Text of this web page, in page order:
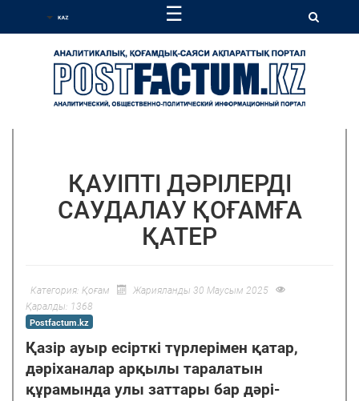
☰
ҚАУІПТІ ДӘРІЛЕРДІ
САУДАЛАУ ҚОҒАМҒА
ҚАТЕР
Категория: Қоғам
Жарияланды 30 Маусым 2025
Қаралды: 1368
Postfactum.kz
Қазір ауыр есірткі түрлерімен қатар,
дəріханалар арқылы таралатын
құрамында улы заттары бар дəрі-